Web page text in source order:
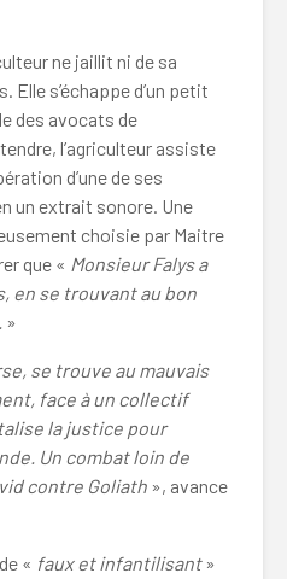
ne jaillit ni de sa
Elle s’échappe d’un petit
des avocats de
l’agriculteur assiste
d’une de ses
un extrait sonore. Une
choisie par Maitre
que « Monsieur Falys a
en se trouvant au bon
»
se trouve au mauvais
face à un collectif
la justice pour
Un combat loin de
contre Goliath », avance
« faux et infantilisant»